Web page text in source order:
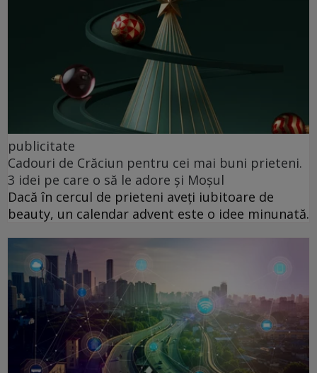
publicitate
Cadouri de Crăciun pentru cei mai buni prieteni.
3 idei pe care o să le adore și Moșul
Dacă în cercul de prieteni aveți iubitoare de
beauty, un calendar advent este o idee minunată.